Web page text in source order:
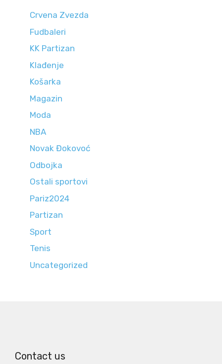
Crvena Zvezda
Fudbaleri
KK Partizan
Klađenje
Košarka
Magazin
Moda
NBA
Novak Đokovoć
Odbojka
Ostali sportovi
Pariz2024
Partizan
Sport
Tenis
Uncategorized
Contact us